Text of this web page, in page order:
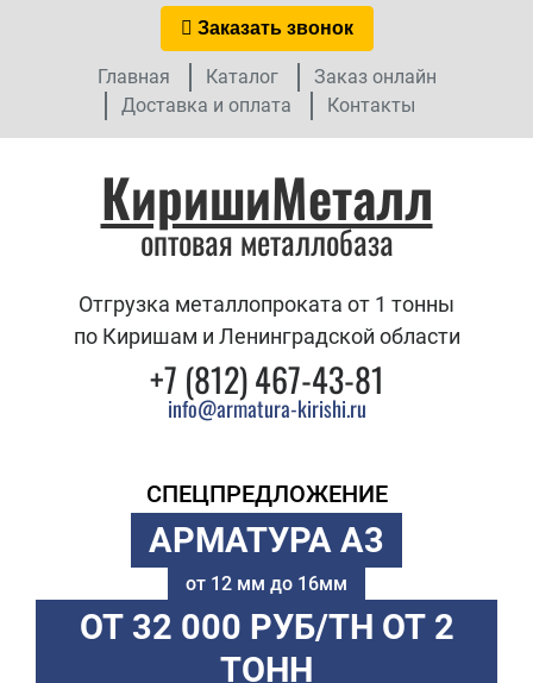
Заказать звонок
Главная Каталог
Заказ онлайн
Доставка и оплата
Контакты
КиришиМеталл
оптовая металлобаза
Отгрузка металлопроката от 1 тонны
по Киришам и Ленинградской области
+7 (812) 467-43-81
info@armatura-kirishi.ru
СПЕЦПРЕДЛОЖЕНИЕ
АРМАТУРА А3
от 12 мм до 16мм
ОТ 32 000 РУБ/ТН ОТ 2
ТОНН